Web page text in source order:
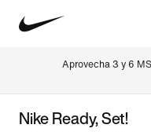
Aprovecha 3 y 6
Nike Ready, Set!